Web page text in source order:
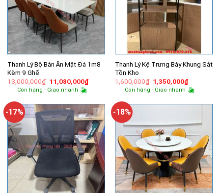
Thanh Lý Bộ Bàn Ăn Mặt Đá 1m8
Kèm 9 Ghế
13,000,000₫ Giá
gốc
là:
11,080,000₫Giá
hiện
11,080,000₫.
Còn hàng - Giao nhanh
Thanh Lý Kệ Trưng Bày Khung Sắt
Tồn Kho
1,600,000₫ Giá
gốc
là:
1,350,000₫Giá
hiện
tại
Còn hàng - Giao nhanh
-17% -18%